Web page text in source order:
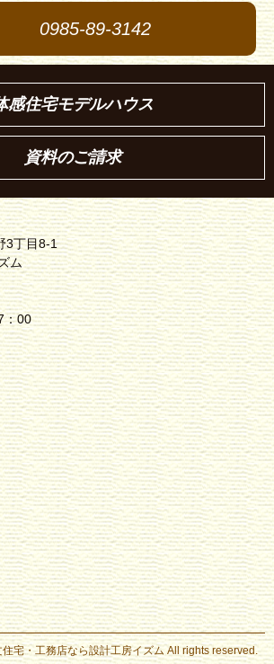
0985-89-3142
感住宅モデルハウス
資料のご請求
3丁目8-1
ム
：00
宅・工務店なら設計工房イズム All rights reserved.